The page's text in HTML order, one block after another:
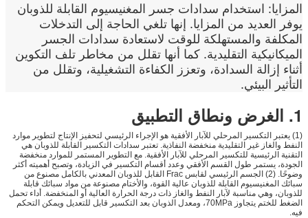
المزايا: استخدام سدادات جسر المغنيسيوم القابلة للذوبان
يوفر العديد من المزايا. إنها تلغي الحاجة إلى التدخلات
المكلفة والمستهلكة للوقت لاستعادة سدادات الجسر
الميكانيكية التقليدية. كما أنها تقلل من مخاطر تلف التكوين
أثناء إزالة السدادة، وتعزز الكفاءة التشغيلية، وتقلل من
التأثير البيئي.
1. الغرض ونطاق التطبيق
(1) يعتبر التكسير المرحلي للآبار الأفقية هو الإجراء الرئيسي لتحفيز الإنتاج لتطوير موارد
النفط والغاز غير التقليدية منخفضة النفاذية. تعتبر سدادات التكسير القابلة للذوبان هي
التقنية الرئيسية للتكسير المرحلي للآبار الأفقية. مع التطوير المستمر للموارد منخفضة
الجودة، يستمر طول القسم الأفقي وعدد أقسام التكسير في الزيادة، وتصبح أهميته أكثر
وضوحًا. (2) الجسم الرئيسي لقابس Frac القابل للذوبان المعدني بالكامل مصنوع من
سبائك المغنيسيوم القابلة للذوبان عالية القوة، والأختام مصنوعة من مواد سبائك قابلة
للذوبان، وهي مناسبة لآبار النفط والغاز ذات درجة الحرارة العالية أو المنخفضة. أداء تحمل
الضغط للختم يتجاوز 70MPa، ومعدل الذوبان بعد التكسير قابل للتعديل ويمكن التحكم
فيه.